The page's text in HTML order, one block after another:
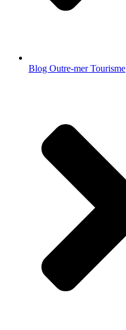
Blog Outre-mer Tourisme